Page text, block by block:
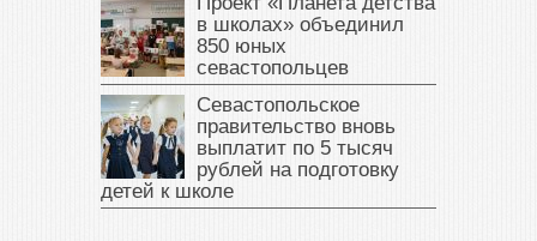
в школах» объединил
850 юных
севастопольцев
Севастопольское
правительство вновь
выплатит по 5 тысяч
рублей на подготовку
детей к школе